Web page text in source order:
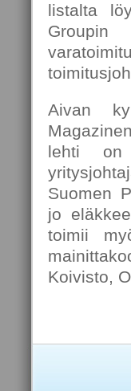
listalta
Groupin
Aivan
lehti on
Suomen
jo
toimii
Koivisto,